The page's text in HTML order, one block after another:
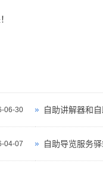
06-30 自助讲解器和
04-07 自助导览服务